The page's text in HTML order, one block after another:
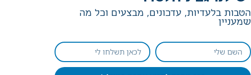
הטבות בלעדיות, עדכונים, מבצעים וכל מה
שמעניין